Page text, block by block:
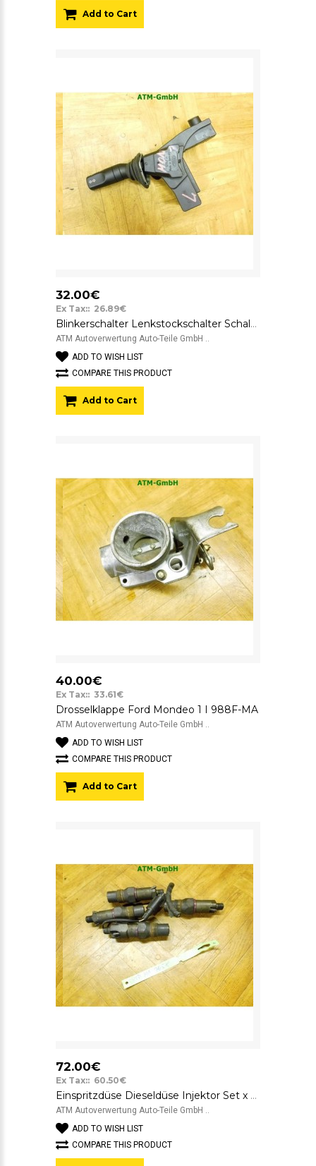
Add to Cart
32.00€
Ex Tax:: 26.89€
Blinkerschalter Lenkstockschalter Schalter Ford Mondeo 1 95BG13B302AA
ATM Autoverwertung Auto-Teile GmbH ..
ADD TO WISH LIST
COMPARE THIS PRODUCT
Add to Cart
40.00€
Ex Tax:: 33.61€
Drosselklappe Ford Mondeo 1 I 988F-MA
ATM Autoverwertung Auto-Teile GmbH ..
ADD TO WISH LIST
COMPARE THIS PRODUCT
Add to Cart
72.00€
Ex Tax:: 60.50€
Einspritzdüse Dieseldüse Injektor Set x 4 Stück Ford Mondeo 1 Lucas LCR6705301E
ATM Autoverwertung Auto-Teile GmbH ..
ADD TO WISH LIST
COMPARE THIS PRODUCT